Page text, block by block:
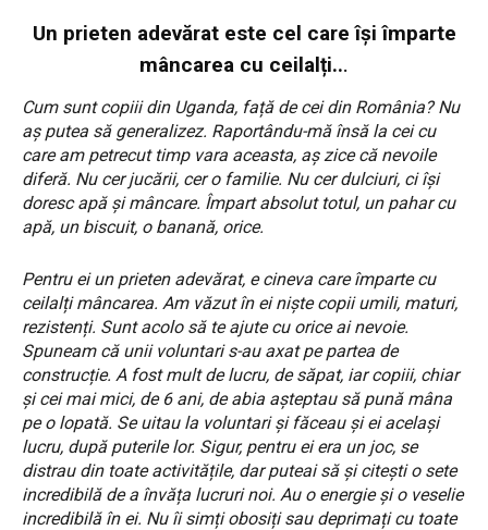
Un prieten adevărat este cel care îşi împarte
mâncarea cu ceilalți...
Cum sunt copiii din Uganda, față de cei din România? Nu
aș putea să generalizez. Raportându-mă însă la cei cu
care am petrecut timp vara aceasta, aș zice că nevoile
diferă. Nu cer jucării, cer o familie. Nu cer dulciuri, ci își
doresc apă și mâncare. Împart absolut totul, un pahar cu
apă, un biscuit, o banană, orice.
Pentru ei un prieten adevărat, e cineva care împarte cu
ceilalți mâncarea. Am văzut în ei niște copii umili, maturi,
rezistenți. Sunt acolo să te ajute cu orice ai nevoie.
Spuneam că unii voluntari s-au axat pe partea de
construcție. A fost mult de lucru, de săpat, iar copiii, chiar
și cei mai mici, de 6 ani, de abia așteptau să pună mâna
pe o lopată. Se uitau la voluntari și făceau și ei același
lucru, după puterile lor. Sigur, pentru ei era un joc, se
distrau din toate activitățile, dar puteai să și citești o sete
incredibilă de a învăța lucruri noi. Au o energie și o veselie
incredibilă în ei. Nu îi simți obosiți sau deprimați cu toate